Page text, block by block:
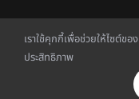
เราใช้คุกกี้เพื่อช่วยให้ไซต์ข
ประสิทธิภาพ